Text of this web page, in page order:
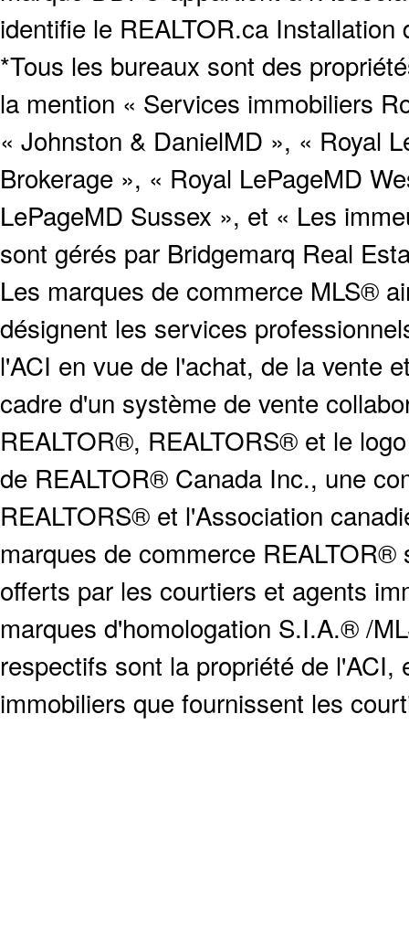
identifie le REALTOR.ca
*Tous les bureaux sont des
la mention « Services immobiliers
« Johnston & DanielMD », « Royal
Brokerage », « Royal LePageMD
LePageMD Sussex », et « Les
sont gérés par Bridgemarq Real
Les marques de commerce MLS®
désignent les services
l'ACI en vue de l'achat, de la vente
cadre d'un système de vente
REALTOR®, REALTORS® et le
de REALTOR® Canada Inc., une
REALTORS® et l'Association
marques de commerce
offerts par les courtiers et agents
marques d'homologation S.I.A.® /
respectifs sont la propriété de
immobiliers que fournissent les